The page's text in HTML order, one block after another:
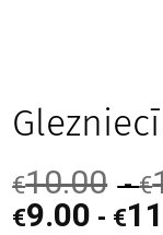
€10.00 -€
€9.00 - €